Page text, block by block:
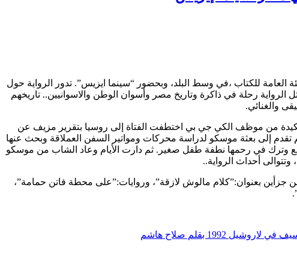
فتحي سليمان يوم الأربعاء 29 نوفمبر ،في المكتبة الدولية للهيئة العامة للكتاب ،في وسط البلد، وبحضور “سينما ايزيس”. تدور الرواية حول
رحلة في ذاكرة وتاريخ مصر وأسوان الوطن والاسوانيين.. تاريخهم
والغنائي.
من موظف الكي جي بي اختطفت الفتاة إلى روسيا بتقرير مزيف عن
إلى بعثة موسكو لدراسة محركات ومواتير السفن العملاقة وبحث عنها
دخوله كلية الهندسة أرغمته العائلة على الزواج من ابنة خاله، ووافق على مضض، لكن هرب من العروس بعد 3 أسابيع وترك في رحمها نطفة طفل صغير. ثم دارت الأيام وعاد الشاب من موسكو
أحداث الرواية..
ساخر من جزأين بعنوان:”كلام مالوش لازقة”، وروايات:”على محطة فاتن حمامة”،
1992 بقلم صلاح هاشم